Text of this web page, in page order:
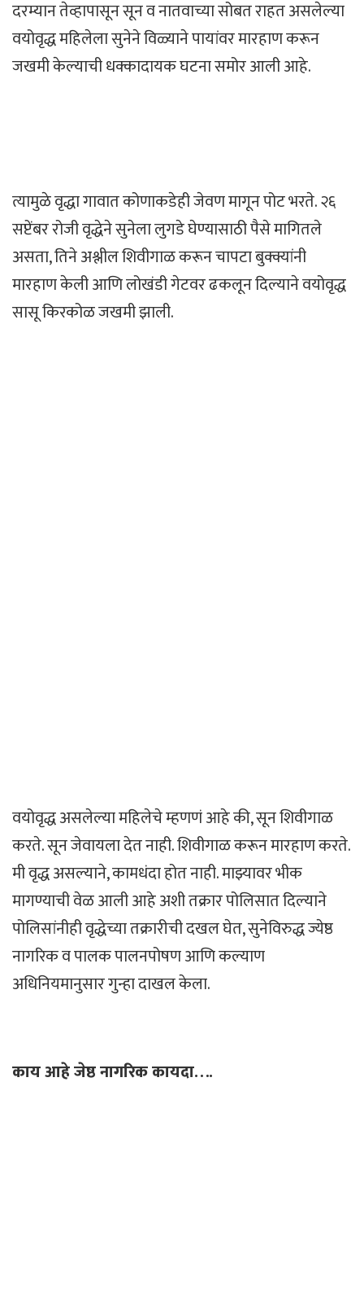
दरम्यान तेव्हापासून सून व नातवाच्या सोबत राहत असलेल्या
वयोवृद्ध महिलेला सुनेने विळ्याने पायांवर मारहाण करून
जखमी केल्याची धक्कादायक घटना समोर आली आहे.
त्यामुळे वृद्धा गावात कोणाकडेही जेवण मागून पोट भरते. २६
सप्टेंबर रोजी वृद्धेने सुनेला लुगडे घेण्यासाठी पैसे मागितले
असता, तिने अश्लील शिवीगाळ करून चापटा बुक्क्यांनी
मारहाण केली आणि लोखंडी गेटवर ढकलून दिल्याने वयोवृद्ध
सासू किरकोळ जखमी झाली.
वयोवृद्ध असलेल्या महिलेचे म्हणणं आहे की, सून शिवीगाळ
करते. सून जेवायला देत नाही. शिवीगाळ करून मारहाण करते.
मी वृद्ध असल्याने, कामधंदा होत नाही. माझ्यावर भीक
मागण्याची वेळ आली आहे अशी तक्रार पोलिसात दिल्याने
पोलिसांनीही वृद्धेच्या तक्रारीची दखल घेत, सुनेविरुद्ध ज्येष्ठ
नागरिक व पालक पालनपोषण आणि कल्याण
अधिनियमानुसार गुन्हा दाखल केला.
काय आहे जेष्ठ नागरिक कायदा….